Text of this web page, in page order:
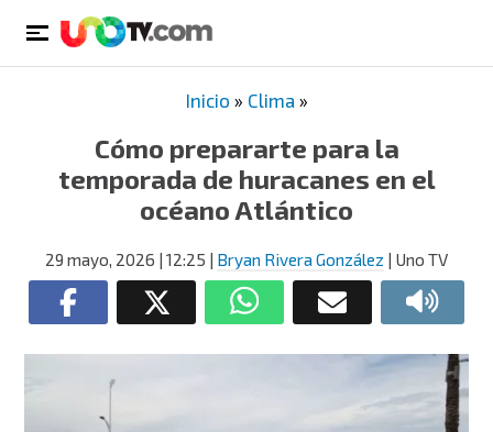
Inicio » Clima »
Cómo prepararte para la
temporada de huracanes en el
océano Atlántico
29 mayo, 2026 | 12:25 | Bryan Rivera González | Uno TV